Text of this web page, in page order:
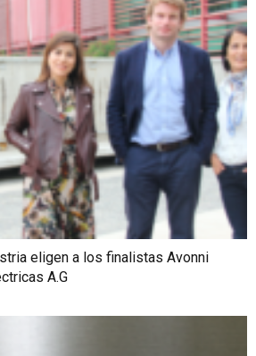
eligen a los finalistas Avonni
A.G